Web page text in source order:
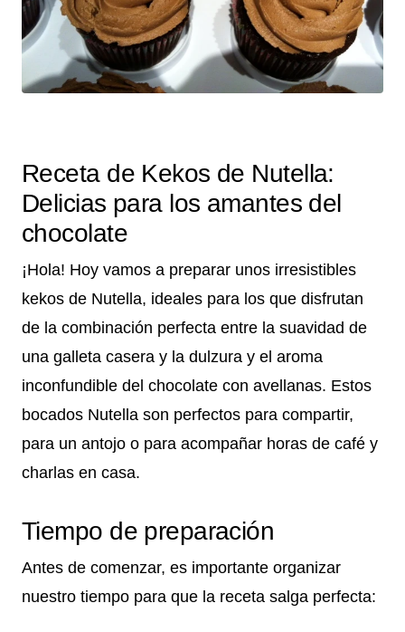
Receta de Kekos de Nutella:
Delicias para los amantes del
chocolate
¡Hola! Hoy vamos a preparar unos irresistibles
kekos de Nutella, ideales para los que disfrutan
de la combinación perfecta entre la suavidad de
una galleta casera y la dulzura y el aroma
inconfundible del chocolate con avellanas. Estos
bocados Nutella son perfectos para compartir,
para un antojo o para acompañar horas de café y
charlas en casa.
Tiempo de preparación
Antes de comenzar, es importante organizar
nuestro tiempo para que la receta salga perfecta: